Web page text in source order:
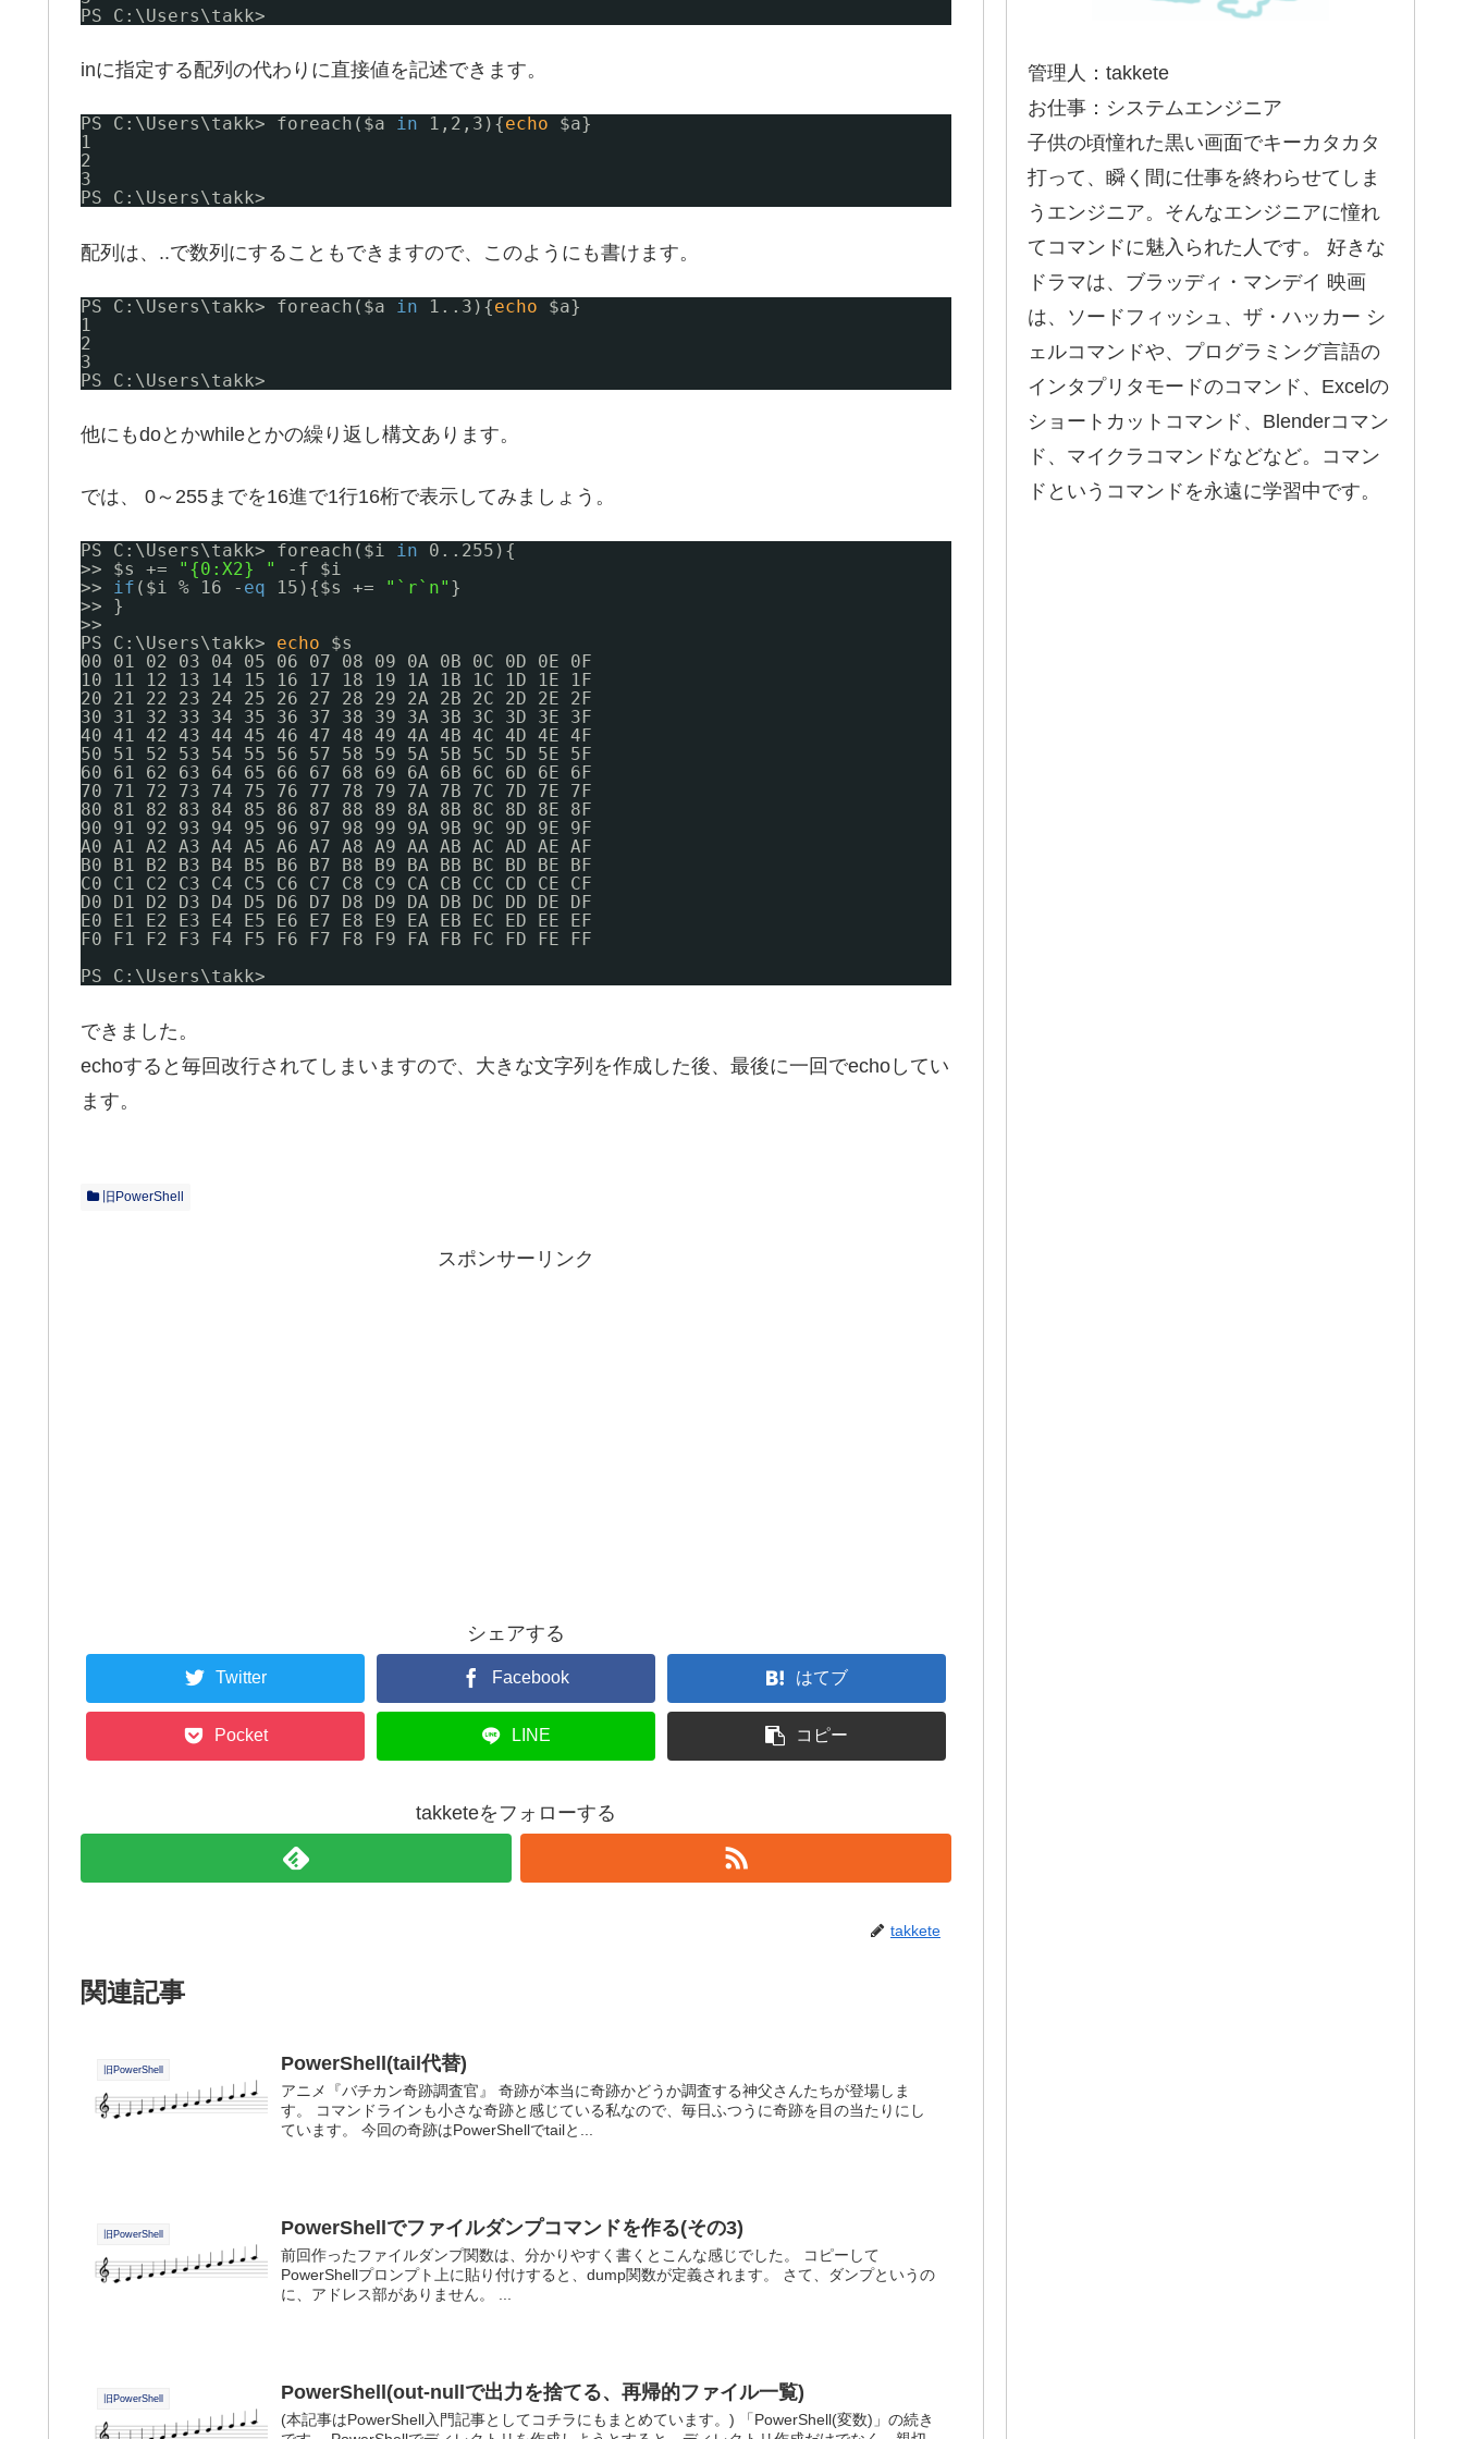
PS C:\Users\takk>
inに指定する配列の代わりに直接値を記述できます。
PS C:\Users\takk> foreach($a in 1,2,3){echo
$a}
1
2
3
PS C:\Users\takk>
配列は、..で数列にすることもできますので、このようにも書けます。
PS C:\Users\takk> foreach($a in 1..3){echo
$a}
1
2
3
PS C:\Users\takk>
他にもdoとかwhileとかの繰り返し構文あります。
では、 0～255までを16進で1行16桁で表示してみましょう。
PS C:\Users\takk> foreach($i in
0..255){
>> $s +=
"{0:X2} "
-f $i
>> if ($i % 16 - eq 15){$s += "`r`n" }
>> }
>>
PS C:\Users\takk> echo
$s
00 01 02 03 04 05 06 07 08 09 0A 0B 0C 0D 0E 0F
10 11 12 13 14 15 16 17 18 19 1A 1B 1C 1D 1E 1F
20 21 22 23 24 25 26 27 28 29 2A 2B 2C 2D 2E 2F
30 31 32 33 34 35 36 37 38 39 3A 3B 3C 3D 3E 3F
40 41 42 43 44 45 46 47 48 49 4A 4B 4C 4D 4E 4F
50 51 52 53 54 55 56 57 58 59 5A 5B 5C 5D 5E 5F
60 61 62 63 64 65 66 67 68 69 6A 6B 6C 6D 6E 6F
70 71 72 73 74 75 76 77 78 79 7A 7B 7C 7D 7E 7F
80 81 82 83 84 85 86 87 88 89 8A 8B 8C 8D 8E 8F
90 91 92 93 94 95 96 97 98 99 9A 9B 9C 9D 9E 9F
A0 A1 A2 A3 A4 A5 A6 A7 A8 A9 AA AB AC AD AE AF
B0 B1 B2 B3 B4 B5 B6 B7 B8 B9 BA BB BC BD BE BF
C0 C1 C2 C3 C4 C5 C6 C7 C8 C9 CA CB CC CD CE CF
D0 D1 D2 D3 D4 D5 D6 D7 D8 D9 DA DB DC DD DE DF
E0 E1 E2 E3 E4 E5 E6 E7 E8 E9 EA EB EC ED EE EF
F0 F1 F2 F3 F4 F5 F6 F7 F8 F9 FA FB FC FD FE FF
PS C:\Users\takk>
できました。
echoすると毎回改行されてしまいますので、大きな文字列を作成した後、最後に一回でechoしてい
ます。
旧PowerShell
スポンサーリンク
シェアする
Twitter Facebook はてブ
Pocket LINE コピー
takketeをフォローする
takkete
関連記事
旧PowerShell PowerShell(tail代替)
アニメ『バチカン奇跡調査官』 奇跡が本当に奇跡かどうか調査する神父さんたちが登場しま
す。 コマンドラインも小さな奇跡と感じている私なので、毎日ふつうに奇跡を目の当たりにし
ています。 今回の奇跡はPowerShellでtailと...
旧PowerShell PowerShellでファイルダンプコマンドを作る(その3)
前回作ったファイルダンプ関数は、分かりやすく書くとこんな感じでした。 コピーして
PowerShellプロンプト上に貼り付けすると、dump関数が定義されます。 さて、ダンプというの
に、アドレス部がありません。 ...
旧PowerShell PowerShell(out-nullで出力を捨てる、再帰的ファイル一覧)
(本記事はPowerShell入門記事としてコチラにもまとめています。) 「PowerShell(変数)」の続き
管理人：takkete
お仕事：システムエンジニア
子供の頃憧れた黒い画面でキーカタカタ
打って、瞬く間に仕事を終わらせてしま
うエンジニア。そんなエンジニアに憧れ
てコマンドに魅入られた人です。 好きな
ドラマは、ブラッディ・マンデイ 映画
は、ソードフィッシュ、ザ・ハッカー シ
ェルコマンドや、プログラミング言語の
インタプリタモードのコマンド、Excelの
ショートカットコマンド、Blenderコマン
ド、マイクラコマンドなどなど。コマン
ドというコマンドを永遠に学習中です。